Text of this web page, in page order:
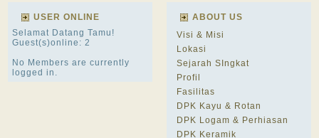
USER ONLINE
Selamat Datang Tamu!
Guest(s)online: 2
No Members are currently
logged in.
ABOUT US
Visi & Misi
Lokasi
Sejarah SIngkat
Profil
Fasilitas
DPK Kayu & Rotan
DPK Logam & Perhiasan
DPK Keramik